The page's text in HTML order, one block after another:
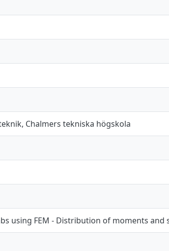
Chalmers tekniska högskola
using FEM - Distribution of moments and